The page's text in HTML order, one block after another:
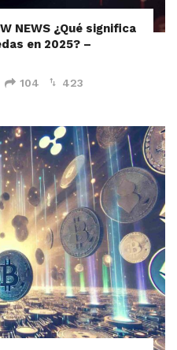
NEWS ¿Qué significa
en 2025? –
104 423